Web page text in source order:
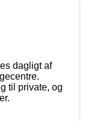
dagligt af
til private, og